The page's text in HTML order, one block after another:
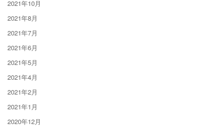
2021年10月
2021年8月
2021年7月
2021年6月
2021年5月
2021年4月
2021年2月
2021年1月
2020年12月